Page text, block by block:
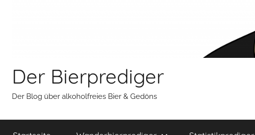
Der Bierprediger
Der Blog über alkoholfreies Bier & Gedöns